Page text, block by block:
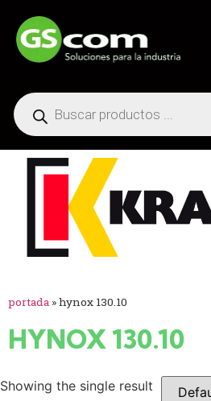
portada »hynox 130.10
HYNOX 130.10
Showing the single result